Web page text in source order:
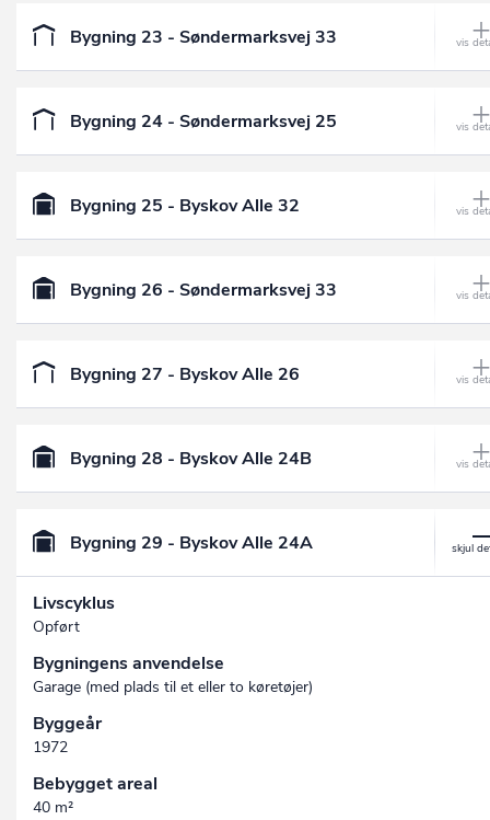
Bygning 23 - Søndermarksvej 33
Bygning 24 - Søndermarksvej 25
Bygning 25 - Byskov Alle 32
Bygning 26 - Søndermarksvej 33
Bygning 27 - Byskov Alle 26
Bygning 28 - Byskov Alle 24B
Bygning 29 - Byskov Alle 24A
Livscyklus
Opført
Bygningens anvendelse
Garage (med plads til et eller to køretøjer)
Byggeår
1972
Bebygget areal
40 m²